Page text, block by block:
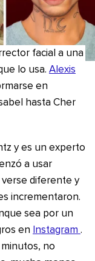
facial a una
lo usa. Alexis
en
hasta Cher
y es un experto
a usar
diferente y
incrementaron.
sea por un
en Instagram .
no